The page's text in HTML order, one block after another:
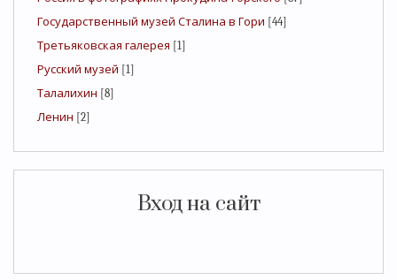
Государственный музей Сталина в Гори [44]
Третьяковская галерея [1]
Русский музей [1]
Талалихин [8]
Ленин [2]
Вход на сайт